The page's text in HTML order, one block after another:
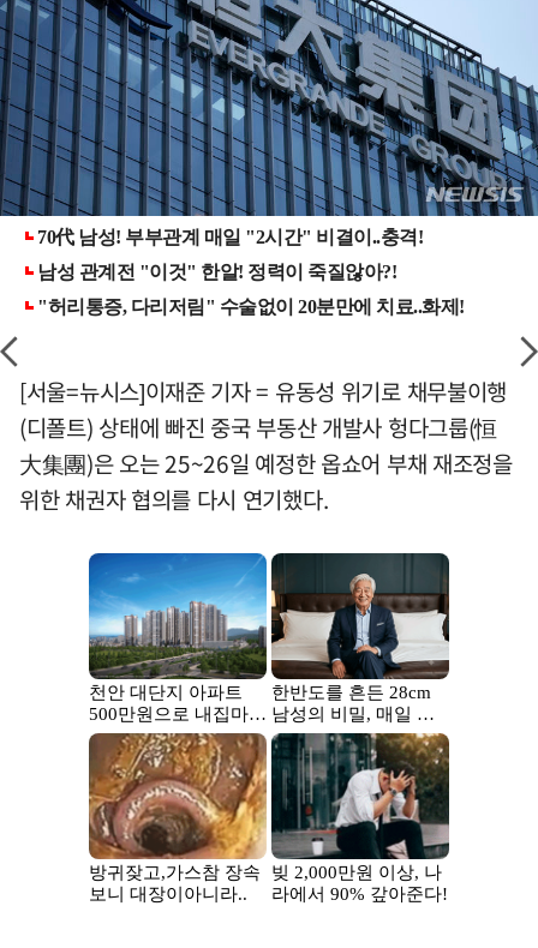
[서울=뉴시스]이재준 기자 = 유동성 위기로 채무불이행
(디폴트) 상태에 빠진 중국 부동산 개발사 헝다그룹(恒
大集團)은 오는 25~26일 예정한 옵쇼어 부채 재조정을
위한 채권자 협의를 다시 연기했다.